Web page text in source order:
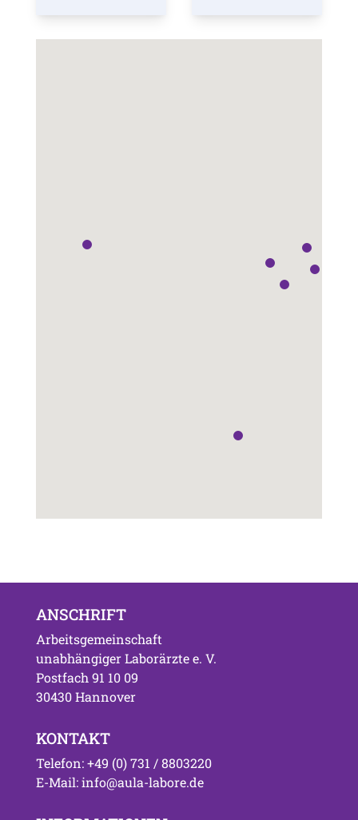
ANSCHRIFT
Arbeitsgemeinschaft
unabhängiger Laborärzte e. V.
Postfach 91 10 09
30430 Hannover
KONTAKT
Telefon: +49 (0) 731 / 8803220
E-Mail: info@aula-labore.de